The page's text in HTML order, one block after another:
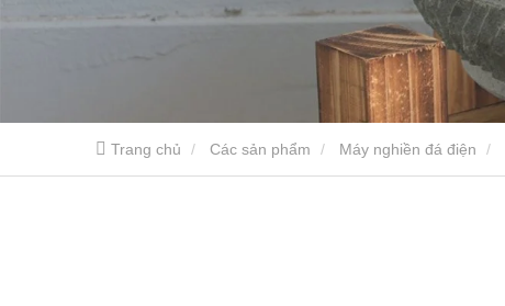
Trang chủ Các sản phẩm Máy nghiền đá điện